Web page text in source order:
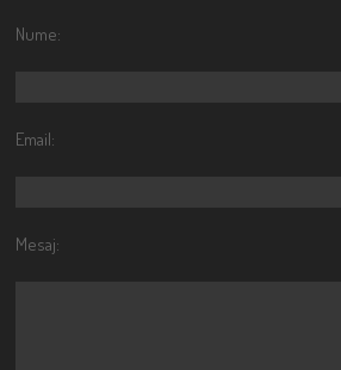
Nume:
Email:
Mesaj: